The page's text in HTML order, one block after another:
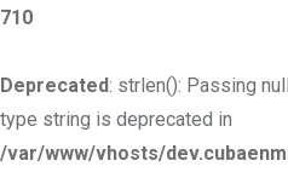
710
Deprecated: strlen(): Passing
type string is deprecated in
/var/www/vhosts/